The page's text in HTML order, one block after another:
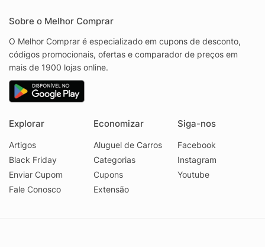
Sobre o Melhor Comprar
O Melhor Comprar é especializado em cupons de desconto,
códigos promocionais, ofertas e comparador de preços em
mais de 1900 lojas online.
Explorar
Artigos
Black Friday
Enviar Cupom
Fale Conosco
Economizar
Aluguel de Carros
Categorias
Cupons
Extensão
Siga-nos
Facebook
Instagram
Youtube